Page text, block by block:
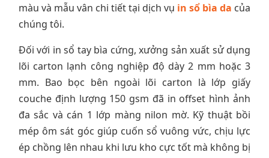
màu và mẫu vân chi tiết tại dịch vụ in sổ bìa da của
chúng tôi.
Đối với in sổ tay bìa cứng, xưởng sản xuất sử dụng
lõi carton lạnh công nghiệp độ dày 2 mm hoặc 3
mm. Bao bọc bên ngoài lõi carton là lớp giấy
couche định lượng 150 gsm đã in offset hình ảnh
đa sắc và cán 1 lớp màng nilon mờ. Kỹ thuật bồi
mép ôm sát góc giúp cuốn sổ vuông vức, chịu lực
ép chồng lên nhau khi lưu kho cực tốt mà không bị